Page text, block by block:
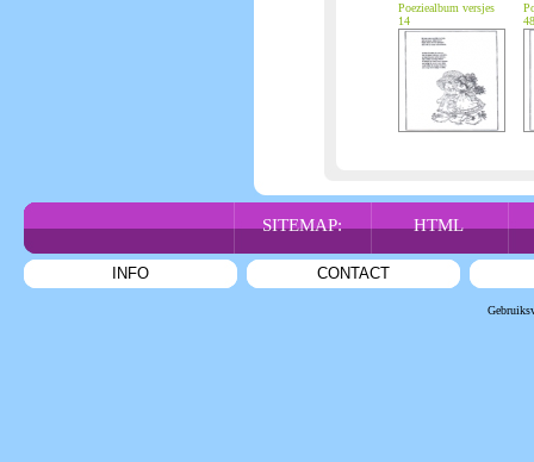
Poeziealbum versjes
14
48
SITEMAP: HTML
INFO CONTACT